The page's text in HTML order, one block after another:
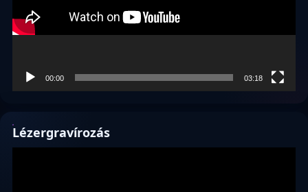
00:00 03:18
Lézergravírozás